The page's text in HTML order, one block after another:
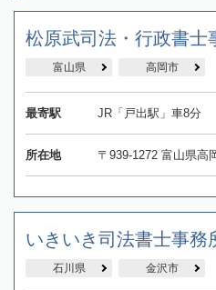
松原武司法・行政書士
富山県 高岡市
最寄駅 JR「戸出駅」車8分
所在地 〒939-1272 富山県高
いきいき司法書士事務
石川県 金沢市